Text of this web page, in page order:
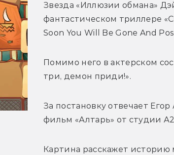
Звезда «Иллюзии обмана»
фантастическом триллере
Soon You Will Be Gone And
Помимо него в актерском
три, демон приди!».
За постановку отвечает
фильм «Алтарь» от студии
Картина расскажет